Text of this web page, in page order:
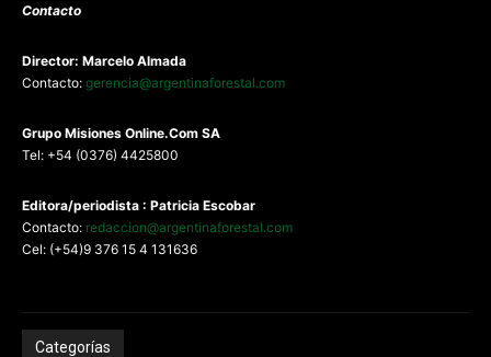
Contacto
Director: Marcelo Almada
Contacto: gerencia@argentinaforestal.com
Grupo Misiones Online.Com SA
Tel: +54 (0376) 4425800
Editora/periodista : Patricia Escobar
Contacto: redaccion@argentinaforestal.com
Cel: (+54)9 376 15 4 131636
Categorías